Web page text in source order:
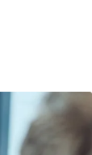
Att
att
att